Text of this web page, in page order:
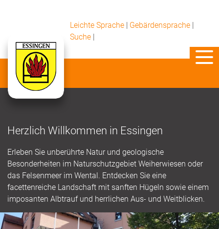
Leichte Sprache | Gebärdensprache |
Suche |
Herzlich Willkommen in Essingen
Erleben Sie unberührte Natur und geologische
Besonderheiten im Naturschutzgebiet Weiherwiesen oder
das Felsenmeer im Wental. Entdecken Sie eine
facettenreiche Landschaft mit sanften Hügeln sowie einem
imposanten Albtrauf und herrlichen Aus- und Weitblicken.